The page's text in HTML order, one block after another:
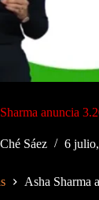
anuncia
Ché Sáez 6
Asha Sharma